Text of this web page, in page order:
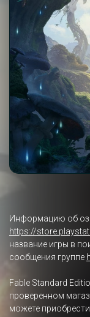
Информацию об
https://
название игры в
сообщения группе
Fable Standard
проверенном
можете